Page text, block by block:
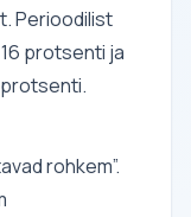
Perioodilist
protsenti ja
rohkem”.